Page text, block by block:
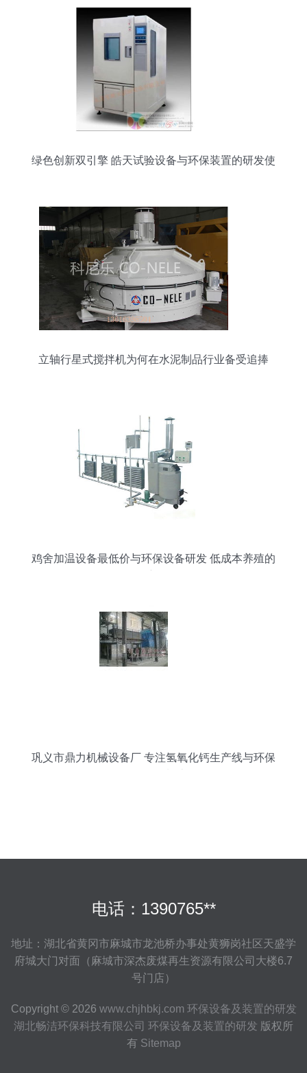
绿色创新双引擎 皓天试验设备与环保装置的研发使
立轴行星式搅拌机为何在水泥制品行业备受追捧
鸡舍加温设备最低价与环保设备研发 低成本养殖的
巩义市鼎力机械设备厂 专注氢氧化钙生产线与环保
电话：1390765**
地址：湖北省黄冈市麻城市龙池桥办事处黄狮岗社区天盛学
府城大门对面（麻城市深杰废煤再生资源有限公司大楼6.7
号门店）
Copyright © 2026 www.chjhbkj.com 环保设备及装置的研发
湖北畅洁环保科技有限公司 环保设备及装置的研发 版权所
有 Sitemap